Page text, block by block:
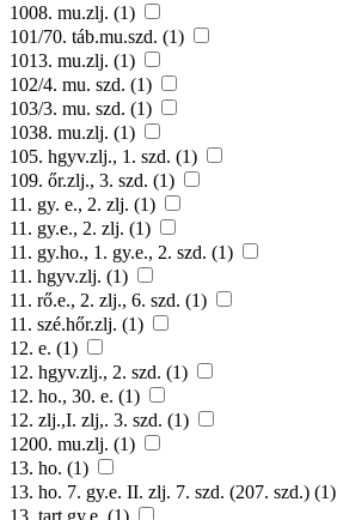
1008. mu.zlj. (1)
101/70. táb.mu.szd. (1)
1013. mu.zlj. (1)
102/4. mu. szd. (1)
103/3. mu. szd. (1)
1038. mu.zlj. (1)
105. hgyv.zlj., 1. szd. (1)
109. őr.zlj., 3. szd. (1)
11. gy. e., 2. zlj. (1)
11. gy.e., 2. zlj. (1)
11. gy.ho., 1. gy.e., 2. szd. (1)
11. hgyv.zlj. (1)
11. rő.e., 2. zlj., 6. szd. (1)
11. szé.hőr.zlj. (1)
12. e. (1)
12. hgyv.zlj., 2. szd. (1)
12. ho., 30. e. (1)
12. zlj.,I. zlj,. 3. szd. (1)
1200. mu.zlj. (1)
13. ho. (1)
13. ho. 7. gy.e. II. zlj. 7. szd. (207. szd.) (1)
13. tart.gy.e. (1)